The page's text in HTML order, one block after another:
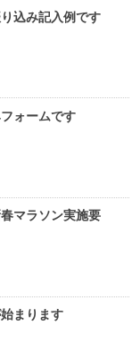
り込み記入例です
ォームです
マラソン実施要
まります